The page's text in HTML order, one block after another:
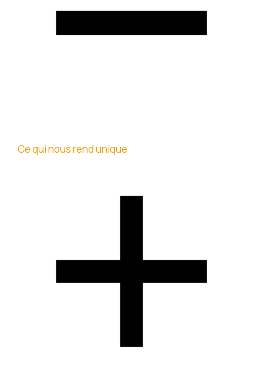
Ce qui nous rend unique